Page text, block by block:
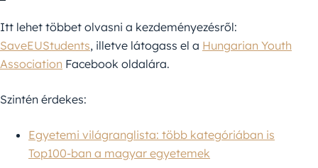
Itt lehet többet olvasni a kezdeményezésről:
SaveEUStudents, illetve látogass el a Hungarian Youth
Association Facebook oldalára.
Szintén érdekes:
Egyetemi világranglista: több kategóriában is
Top100-ban a magyar egyetemek